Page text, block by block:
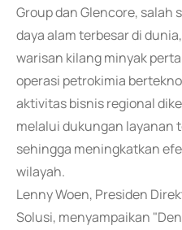
Group dan Glencore, salah
daya alam terbesar di
warisan kilang minyak
operasi petrokimia
aktivitas bisnis regional
melalui dukungan layanan
sehingga meningkatkan
wilayah.
Lenny Woen, Presiden
Solusi, menyampaikan